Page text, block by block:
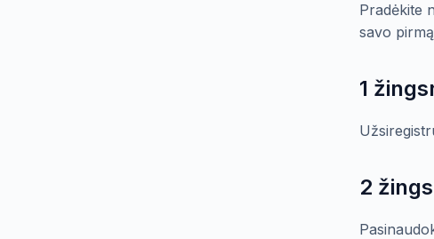
Pradėkite
savo
1
2